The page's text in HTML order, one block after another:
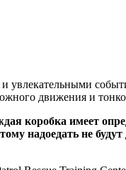
движения и
коробка имеет
надоедать не